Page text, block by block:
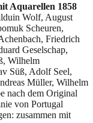
Aquarellen 1858
Wolf, August
Scheuren,
Friedrich
Geselschap,
Wilhelm
Süß, Adolf Seel,
Müller, Wilhelm
nach dem Original
von Portugal
zusammen mit